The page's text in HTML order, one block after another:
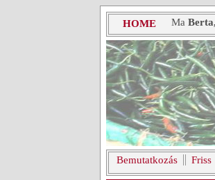
HOME Ma
Bemutatkozás Friss